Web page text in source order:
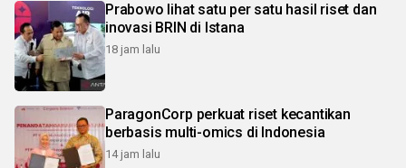
Prabowo lihat satu per satu hasil riset dan
inovasi BRIN di Istana
18 jam lalu
ParagonCorp perkuat riset kecantikan
berbasis multi-omics di Indonesia
14 jam lalu